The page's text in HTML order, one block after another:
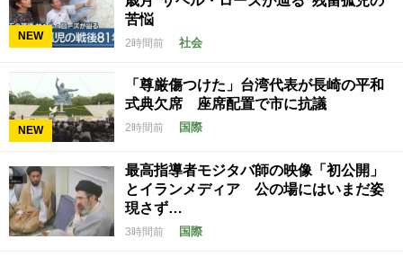
NEW
苦悩
2時間前 社会
NEW
「尊厳傷つけた」台湾代表が長崎の平和
式典欠席 座席配置で市に抗議
2時間前 国際
最高指導者モジタバ師の映像「初公開」
とイランメディア 公の場にはいまだ姿
現さず…
3時間前 国際